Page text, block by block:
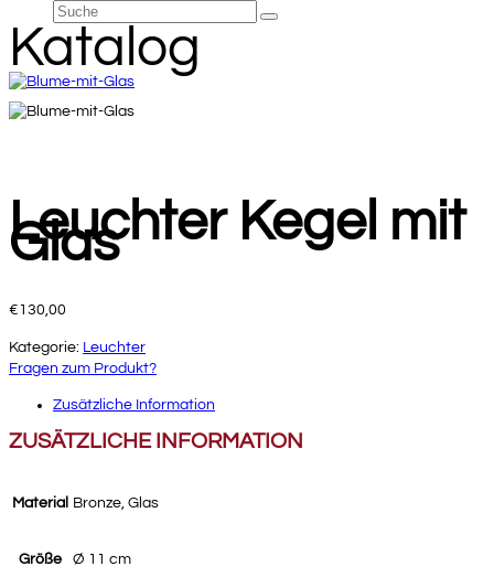
Suche
Senden
Katalog
Leuchter Kegel mit
Glas
€130,00
Kategorie: Leuchter
Fragen zum Produkt?
Zusätzliche Information
ZUSÄTZLICHE INFORMATION
Material Bronze, Glas
Größe Ø 11 cm